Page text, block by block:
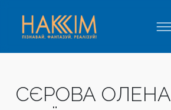
СЄРОВА ОЛЕНА